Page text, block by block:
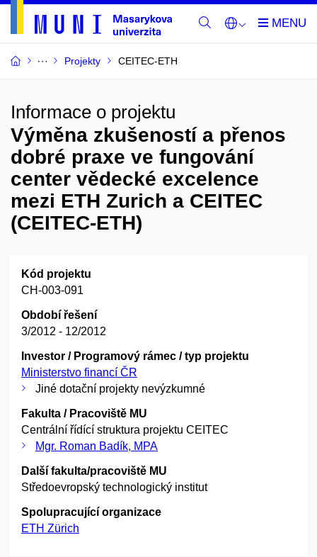
Projekty CEITEC-ETH
Informace o projektu
Výměna zkušeností a přenos
dobré praxe ve fungování
center vědecké excelence
mezi ETH Zurich a CEITEC
(CEITEC-ETH)
Kód projektu
CH-003-091
Období řešení
3/2012 - 12/2012
Investor / Programový rámec / typ projektu
Ministerstvo financí ČR
Jiné dotační projekty nevýzkumné
Fakulta / Pracoviště MU
Centrální řídící struktura projektu CEITEC
Mgr. Roman Badík, MPA
Další fakulta/pracoviště MU
Středoevropský technologický institut
Spolupracující organizace
ETH Zürich